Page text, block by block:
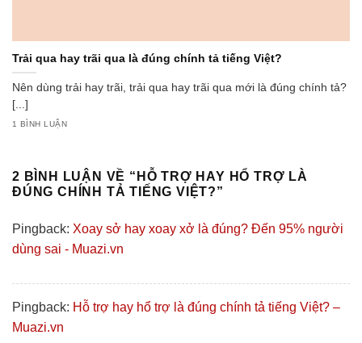
Trải qua hay trãi qua là đúng chính tả tiếng Việt?
Nên dùng trải hay trãi, trải qua hay trãi qua mới là đúng chính tả?
[...]
1 BÌNH LUẬN
2 BÌNH LUẬN VỀ “ HỖ TRỢ HAY HỔ TRỢ LÀ
ĐÚNG CHÍNH TẢ TIẾNG VIỆT?”
Pingback: Xoay sở hay xoay xở là đúng? Đến 95% người
dùng sai - Muazi.vn
Pingback: Hỗ trợ hay hổ trợ là đúng chính tả tiếng Việt? –
Muazi.vn